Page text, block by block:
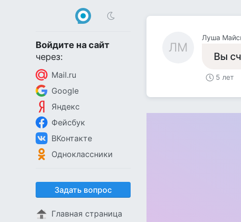
Войдите на сайт
через:
Mail.ru
Google
Яндекс
Фейсбук
ВКонтакте
Одноклассники
Задать вопрос
Главная страница
ЛМ
Луша
Вы
5 лет